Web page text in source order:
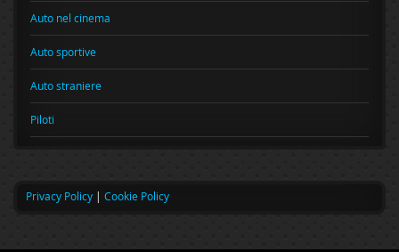
Auto nel cinema
Auto sportive
Auto straniere
Piloti
Privacy Policy | Cookie Policy